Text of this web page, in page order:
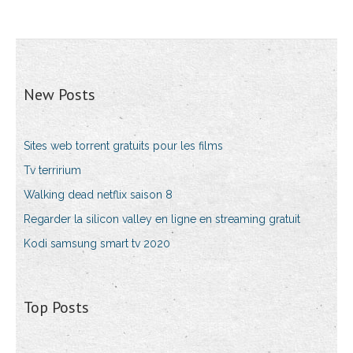
New Posts
Sites web torrent gratuits pour les films
Tv terririum
Walking dead netflix saison 8
Regarder la silicon valley en ligne en streaming gratuit
Kodi samsung smart tv 2020
Top Posts